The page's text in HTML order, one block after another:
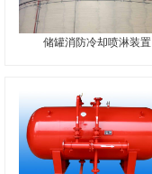
储罐消防冷却喷淋装置